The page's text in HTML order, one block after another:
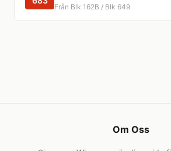
Från Blk 162B / Blk 649
Om Oss